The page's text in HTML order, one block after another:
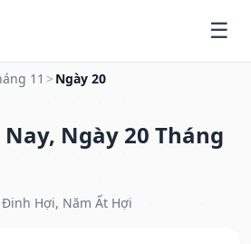
11 > Ngày 20
Ngày 20 Tháng
Hợi, Năm Ất Hợi